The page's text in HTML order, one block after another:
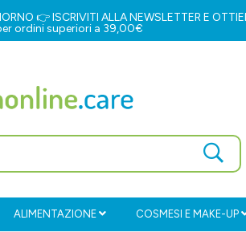
👉ISCRIVITI ALLA NEWSLETTERE
ordini superiori a 39,00€
ALIMENTAZIONE COSMESI E MAKE-UP